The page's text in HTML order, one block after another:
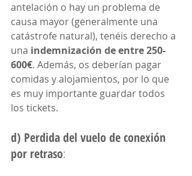
antelación o hay un problema de
causa mayor (generalmente una
catástrofe natural), tenéis derecho a
una indemnización de entre 250-
600€. Además, os deberían pagar
comidas y alojamientos, por lo que
es muy importante guardar todos
los tickets.
d) Perdida del vuelo de conexión
por retraso: